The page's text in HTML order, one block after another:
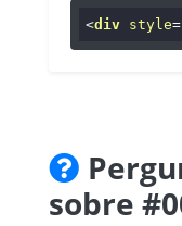
<div style=
sobre